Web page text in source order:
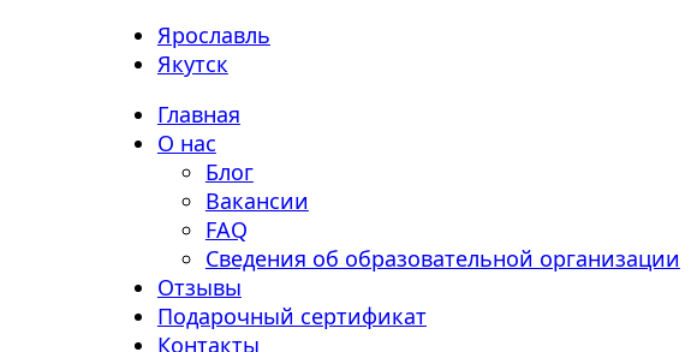
Ярославль
Якутск
Главная
О нас
Блог
Вакансии
FAQ
Сведения об образовательной организации
Отзывы
Подарочный сертификат
Контакты